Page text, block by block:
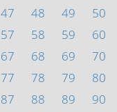
47 48 49
50
57 58 59
60
67 68 69
70
77 78 79
80
87 88 89
90